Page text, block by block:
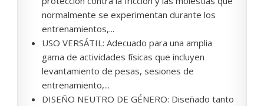
normalmente se experimentan durante los
entrenamientos,...
USO VERSÁTIL: Adecuado para una amplia
gama de actividades físicas que incluyen
levantamiento de pesas, sesiones de
entrenamiento,...
DISEÑO NEUTRO DE GÉNERO: Diseñado tanto